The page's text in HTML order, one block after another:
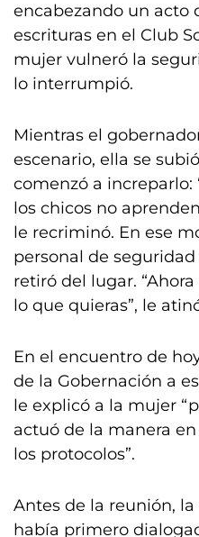
encabezando un acto
escrituras en el Club
mujer vulneró la
lo interrumpió.
Mientras el
escenario, ella se
comenzó a increparlo:
los chicos no
le recriminó. En ese
personal de
retiró del lugar.
lo que quieras”, le
En el encuentro de
de la Gobernación a
le explicó a la mujer
actuó de la manera
los protocolos”.
Antes de la reunión,
había primero